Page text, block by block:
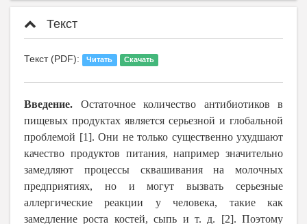
Текст
Текст (PDF): Читать Скачать
Введение. Остаточное количество антибиотиков в
пищевых продуктах является серьезной и глобальной
проблемой [1]. Они не только существенно ухудшают
качество продуктов питания, например значительно
замедляют процессы сквашивания на молочных
предприятиях, но и могут вызвать серьезные
аллергические реакции у человека, такие как
замедление роста костей, сыпь и т. д. [2]. Поэтому